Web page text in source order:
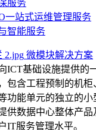
服务
一站式运维管理服务
智能服务
微模块解决方案
ICT基础设施提供的
包含工程预制的机
功能单元的独立的
供数据中心整体产
IT服务管理水平。